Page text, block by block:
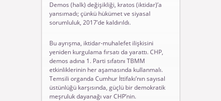
Demos (halk) değişikliği, kratos (iktidar)’a
yansımadı; çünkü hükümet ve siyasal
sorumluluk, 2017’de kaldırıldı.
Bu ayrışma, iktidar-muhalefet ilişkisini
yeniden kurgulama fırsatı da yarattı. CHP,
demos adına 1. Parti sıfatını TBMM
etkinliklerinin her aşamasında kullanmalı.
Temsili organda Cumhur İttifakı’nın sayısal
üstünlüğü karşısında, güçlü bir demokratik
meşruluk dayanağı var CHP’nin.